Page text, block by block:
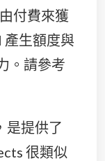
付費來獲
產生額度與
。請參考
是提供了
很類似